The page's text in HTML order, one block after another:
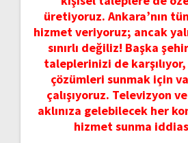
üretiyoruz. Ankara’nın
hizmet veriyoruz; ancak
sınırlı değiliz! Başka
taleplerinizi de
çözümleri sunmak için
çalışıyoruz. Televizyon
aklınıza gelebilecek her
hizmet sunma